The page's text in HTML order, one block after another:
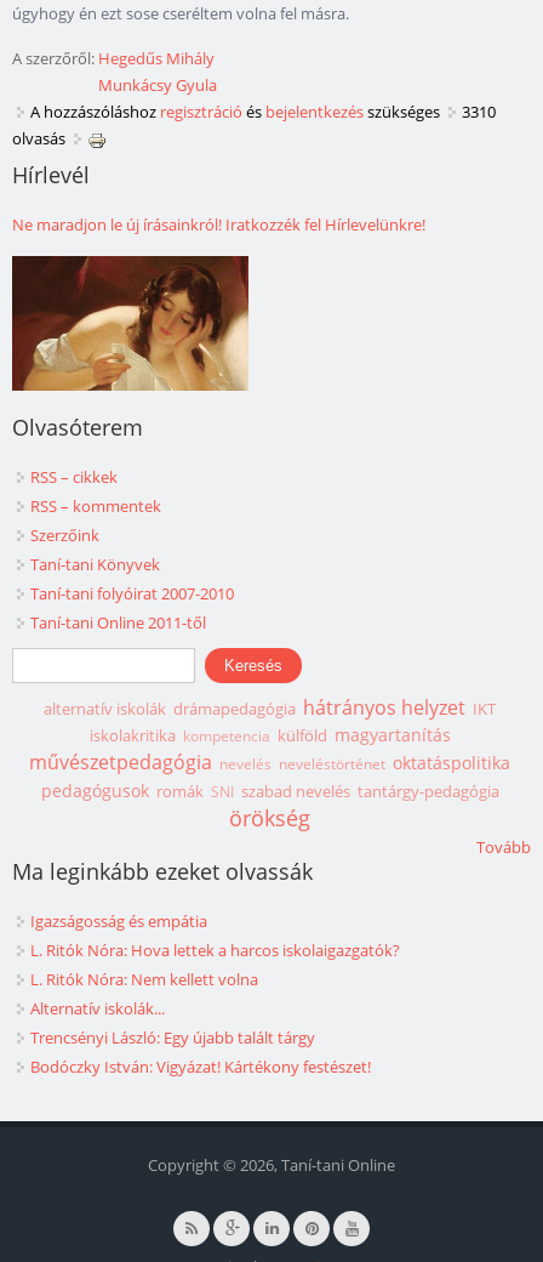
úgyhogy én ezt sose cseréltem volna fel másra.
A szerzőről: Hegedűs Mihály
Munkácsy Gyula
A hozzászóláshoz regisztráció és bejelentkezésszükséges
3310
olvasás
Hírlevél
Ne maradjon le új írásainkról! Iratkozzék fel Hírlevelünkre!
Olvasóterem
RSS – cikkek
RSS – kommentek
Szerzőink
Taní-tani Könyvek
Taní-tani folyóirat 2007-2010
Taní-tani Online 2011-től
Keresés űrlap
Keresés
alternatív iskolák drámapedagógia hátrányos helyzet IKT
iskolakritika kompetencia külföld magyartanítás
művészetpedagógia nevelés neveléstörténet oktatáspolitika
pedagógusok romák SNI szabad nevelés tantárgy-pedagógia
örökség
Tovább
Ma leginkább ezeket olvassák
Igazságosság és empátia
L. Ritók Nóra: Hova lettek a harcos iskolaigazgatók?
L. Ritók Nóra: Nem kellett volna
Alternatív iskolák...
Trencsényi László: Egy újabb talált tárgy
Bodóczky István: Vigyázat! Kártékony festészet!
Copyright © 2026, Taní-tani Online